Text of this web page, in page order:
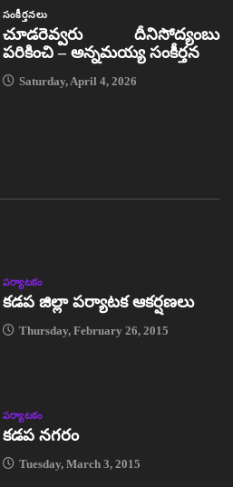
సంకీర్తనలు
చూడరెవ్వరు దీనిసోద్యంబు
పరికించి – అన్నమయ్య సంకీర్తన
Saturday, April 4, 2026
పర్యాటకం
కడప జిల్లా పర్యాటక ఆకర్షణలు
Thursday, February 26, 2015
పర్యాటకం
కడప నగరం
Tuesday, March 3, 2015